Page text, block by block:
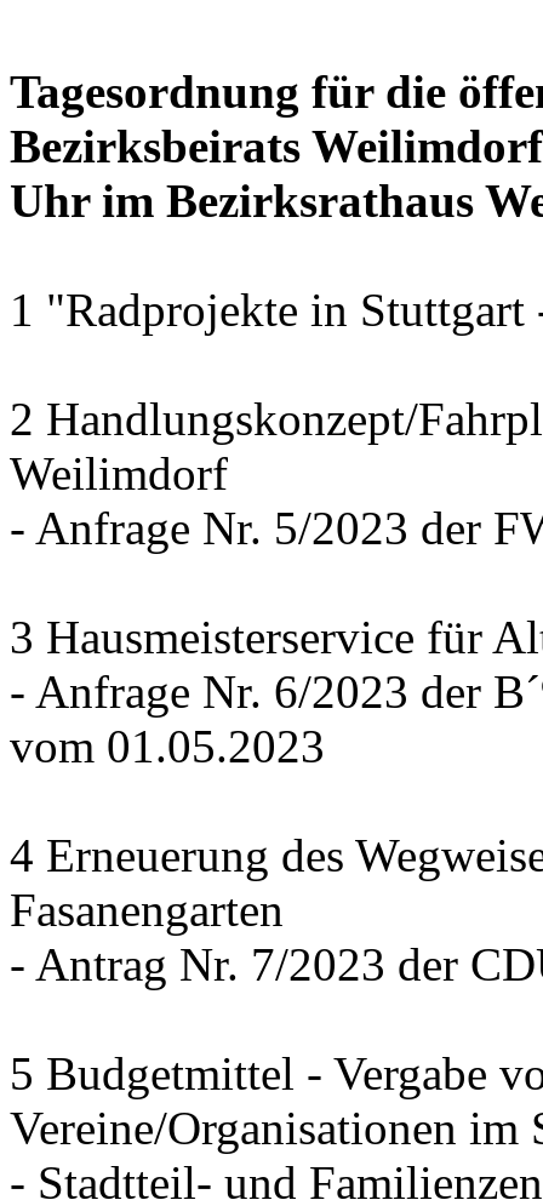
Tagesordnung für die
Bezirksbeirats
Uhr im Bezirksrathaus
1 "Radprojekte in
2 Handlungskonzept/
Weilimdorf
- Anfrage Nr. 5/2023 der
3 Hausmeisterservice für
- Anfrage Nr. 6/2023 der
vom 01.05.2023
4 Erneuerung des
Fasanengarten
- Antrag Nr. 7/2023 der
5 Budgetmittel - Vergabe
Vereine/Organisationen im
- Stadtteil- und